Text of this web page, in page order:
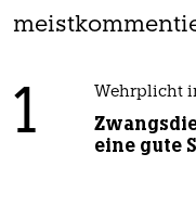
1 Wehrplicht
eine gute